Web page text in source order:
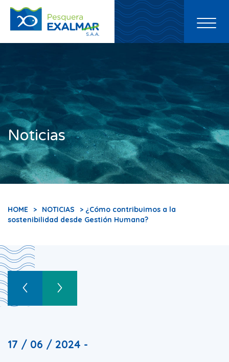
Toggle
Noticias
HOME > NOTICIAS
> ¿Cómo contribuimos a la
sostenibilidad desde Gestión Humana?
17 / 06 / 2024 -